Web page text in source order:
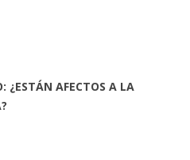
¿ESTÁN AFECTOS A LA